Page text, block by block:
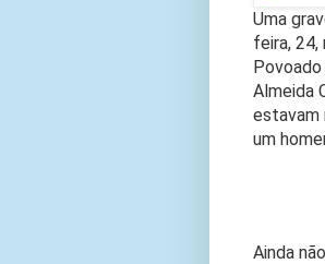
Uma
feira, 24,
Almeida
estavam
um
Ainda